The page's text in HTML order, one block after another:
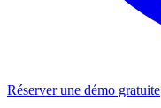
Réserver une démo gratuite